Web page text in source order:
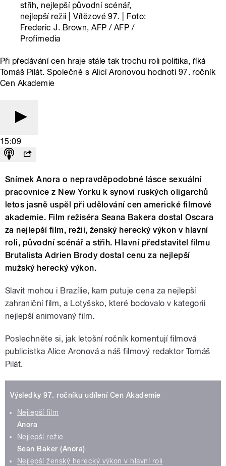
střih, nejlepší původní scénář,
nejlepší režii | Vítězové 97. | Foto:
Frederic J. Brown, AFP / AFP /
Profimedia
Při předávání cen hraje stále tak trochu roli politika, říká
Tomáš Pilát. Společně s Alicí Aronovou hodnotí 97. ročník
Cen Akademie
15:09
Snímek Anora o nepravděpodobné lásce sexuální
pracovnice z New Yorku k synovi ruských oligarchů
letos jasně uspěl při udělování cen americké filmové
akademie. Film režiséra Seana Bakera dostal Oscara
za nejlepší film, režii, ženský herecký výkon v hlavní
roli, původní scénář a střih. Hlavní představitel filmu
Brutalista Adrien Brody dostal cenu za nejlepší
mužský herecký výkon.
Slavit mohou i Brazílie, kam putuje cena za nejlepší
zahraniční film, a Lotyšsko, které bodovalo v kategorii
nejlepší animovaný film.
Poslechněte si, jak letošní ročník komentují filmová
publicistka Alice Aronová a náš filmový redaktor Tomáš
Pilát.
Výsledky 97. ročníku udílení Cen Akademie
Nejlepší film
Anora
Nejlepší režie
Sean Baker (Anora)
Nejlepší ženský herecký výkon v hlavní roli